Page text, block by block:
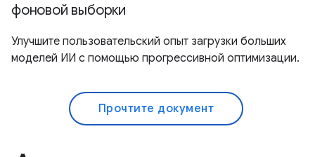
фоновой выборки
Улучшите пользовательский опыт загрузки больших
моделей ИИ с помощью прогрессивной оптимизации.
Прочтите документ